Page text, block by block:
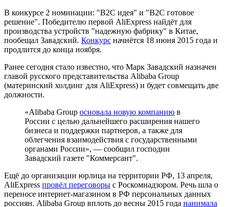
В конкурсе 2 номинации: "B2C идея" и "B2C готовое
решение". Победителю первой AliExpress найдёт для
производства устройств "надежную фабрику" в Китае,
пообещал Завадский. Конкурс начнётся 18 июня 2015 года и
продлится до конца ноября.
Ранее сегодня стало известно, что Марк Завадский назначен
главой русского представительства Alibaba Group
(материнский холдинг для AliExpress) и будет совмещать две
должности.
«Alibaba Group основала новую компанию в
России с целью дальнейшего расширения нашего
бизнеса и поддержки партнеров, а также для
облегчения взаимодействия с государственными
органами России», — сообщил господин
Завадский газете "Коммерсант".
Ещё до организации юрлица на территории РФ, 13 апреля,
AliExpress провёл переговоры с Роскомнадзором. Речь шла о
переносе интернет-магазином в РФ персональных данных
россиян. Alibaba Group вплоть до весны 2015 года нанимала